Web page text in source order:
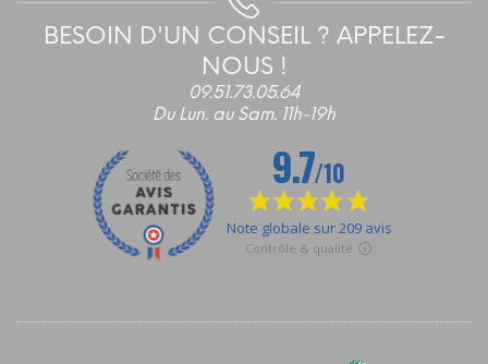
BESOIN D'UN CONSEIL ? APPELEZ-
NOUS !
09.51.73.05.64
Du Lun. au Sam. 11h-19h